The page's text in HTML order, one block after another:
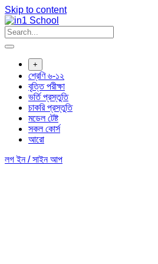
Skip to content
+
শ্রেণি ৬-১২
বৃত্তি পরীক্ষা
ভর্তি প্রস্তুতি
চাকরি প্রস্তুতি
মডেল টেষ্ট
সকল কোর্স
আরো
লগ ইন / সাইন আপ